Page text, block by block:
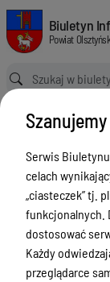
Wyniki otwartego
Biuletyn Informacji
Biuletyn
Powiat
Ścieżka powrotu
Strona główna
Wyniki otwartego konkursu ofert na realizację zadania publicznego z zakresu
Menu
Kontakt i telefony
Ogłoszenia
Powiat Olsztyński
Serwis
celach
„ciasteczek” tj.
funkcjonalnych.
dostosować
Każdy
przeglądarce